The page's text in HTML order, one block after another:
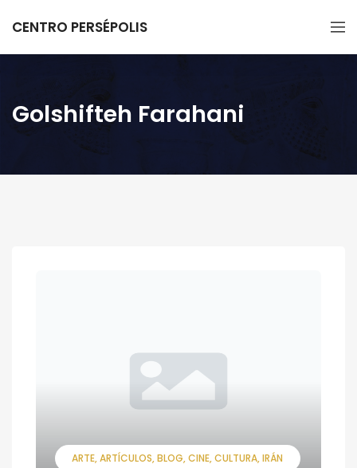
CENTRO PERSÉPOLIS
Golshifteh Farahani
ARTE ARTÍCULOS BLOG CINE CULTURA IRÁN